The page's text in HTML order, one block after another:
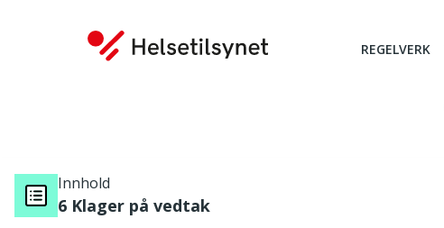
REGELVERK
Innhold
6 Klager på vedtak